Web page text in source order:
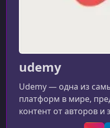
Modern Devices Autopsy
udemy
Udemy — одна из
платформ в мире,
контент от авторов и
Сервис объединяет